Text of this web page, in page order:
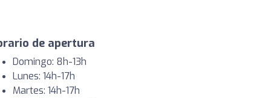
de apertura
Domingo: 8h-13h
Lunes: 14h-17h
Martes: 14h-17h